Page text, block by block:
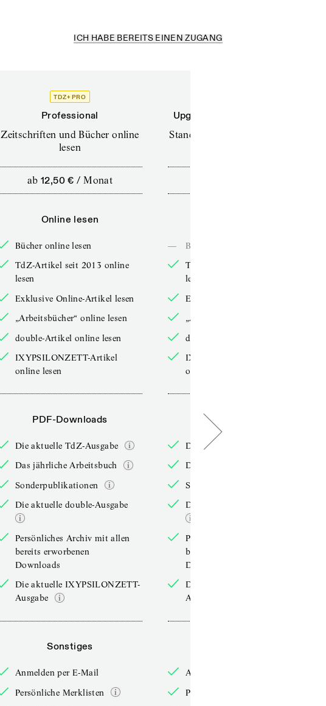
ICH HABE BEREITS EINEN ZUGANG
TDZ+ PRO
Professional
Zeitschriften und Bücher online
lesen
ab 12,50 € /Monat
Online lesen
Bücher online lesen
TdZ-Artikel seit 2013 online
lesen
Exklusive Online-Artikel lesen
„Arbeitsbücher“ online lesen
double-Artikel online lesen
IXYPSILONZETT-Artikel
online lesen
PDF-Downloads
Die aktuelle TdZ-Ausgabe
Das jährliche Arbeitsbuch
Sonderpublikationen
Die aktuelle double-Ausgabe
Persönliches Archiv mit allen
bereits erworbenen
Downloads
Die aktuelle IXYPSILONZETT-
Ausgabe
Sonstiges
Anmelden per E-Mail
Persönliche Merklisten
Upgrade für Printabonnenten
Standard (TdZ+) – Zeitschriften
—
Bücher online lesen
TdZ-Artikel seit 2013 online
lesen
Exklusive Online-Artikel lesen
„Arbeitsbücher“ online lesen
double-Artikel online lesen
IXYPSILONZETT-Artikel
online lesen
PDF-Downloads
Die aktuelle TdZ-Ausgabe
Das jährliche Arbeitsbuch
Sonderpublikationen
Die aktuelle double-Ausgabe
Persönliches Archiv mit allen
bereits erworbenen
Downloads
Die aktuelle IXYPSILONZETT-
Ausgabe
Anmelden per E-Mail
Persönliche Merklisten